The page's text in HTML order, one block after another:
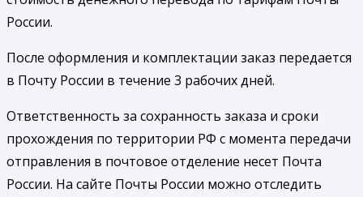
России.
После оформления и комплектации заказ передается
в Почту России в течение 3 рабочих дней.
Ответственность за сохранность заказа и сроки
прохождения по территории РФ с момента передачи
отправления в почтовое отделение несет Почта
России. На сайте Почты России можно отследить